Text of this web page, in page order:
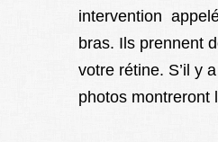
intervention
bras. Ils prennent
votre rétine. S’il y
photos montreront